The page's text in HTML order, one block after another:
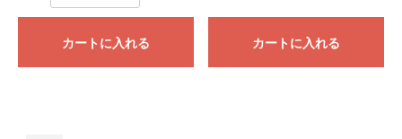
カートに入れる カートに入れる